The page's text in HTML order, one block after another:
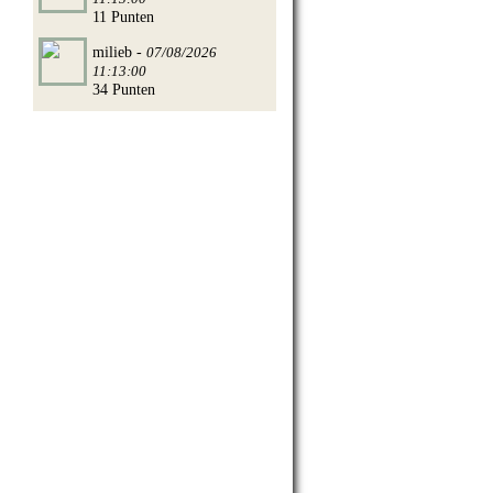
11 Punten
milieb - 07/08/2026
11:13:00
34 Punten